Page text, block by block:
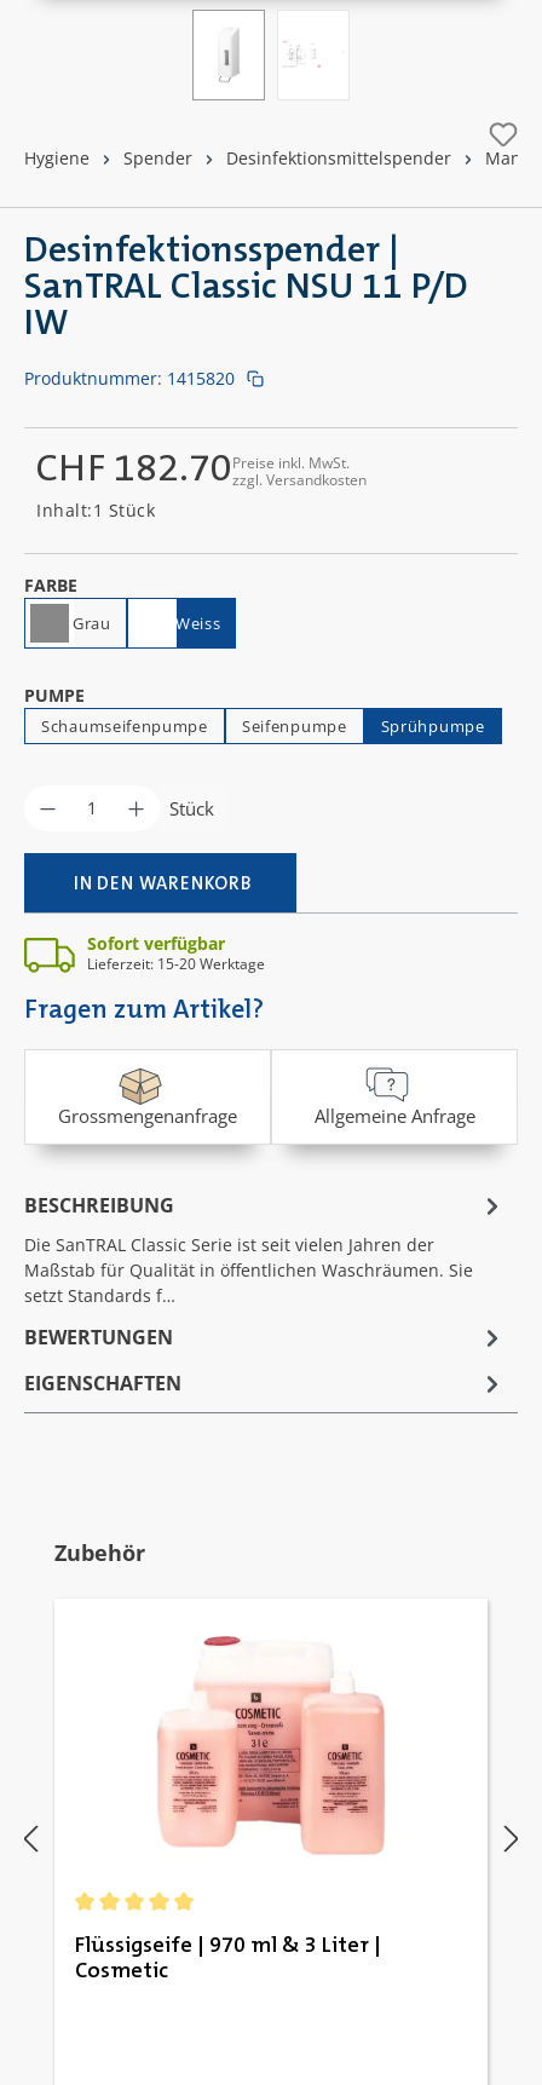
Hygiene Spender Desinfektionsmittelspender
Desinfektionsspender |
SanTRAL Classic NSU 11 P/D
IW
Regulärer Preis:
CHF 182.70Preise inkl. MwSt.
zzgl. Versandkosten
Inhalt:1 Stück
FARBE
Grau Weiss
PUMPE
Schaumseifenpumpe Seifenpumpe Sprühpumpe
Produkt Anzahl: Gib den gewünschten
Stück
IN DEN WARENKORB
Sofort verfügbar
Lieferzeit: 15-20 Werktage
Produktnummer: 1415820
Fragen zum Artikel?
Grossmengenanfrage Allgemeine Anfrage
BESCHREIBUNG
Die SanTRAL Classic Serie ist seit vielen Jahren der
Maßstab für Qualität in öffentlichen Waschräumen. Sie
setzt Standards f…
BEWERTUNGEN
EIGENSCHAFTEN
Produktgalerie überspringen
Zubehör
Flüssigseife | 970 ml & 3 Liter |
Cosmetic